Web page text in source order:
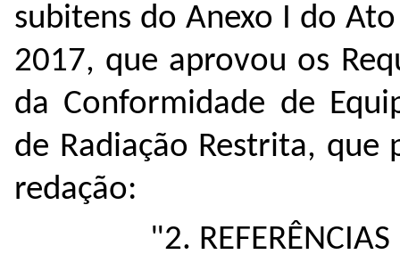
subitens do Anexo I do
2017, que aprovou os
da Conformidade de
de Radiação Restrita, que
redação:
"2.